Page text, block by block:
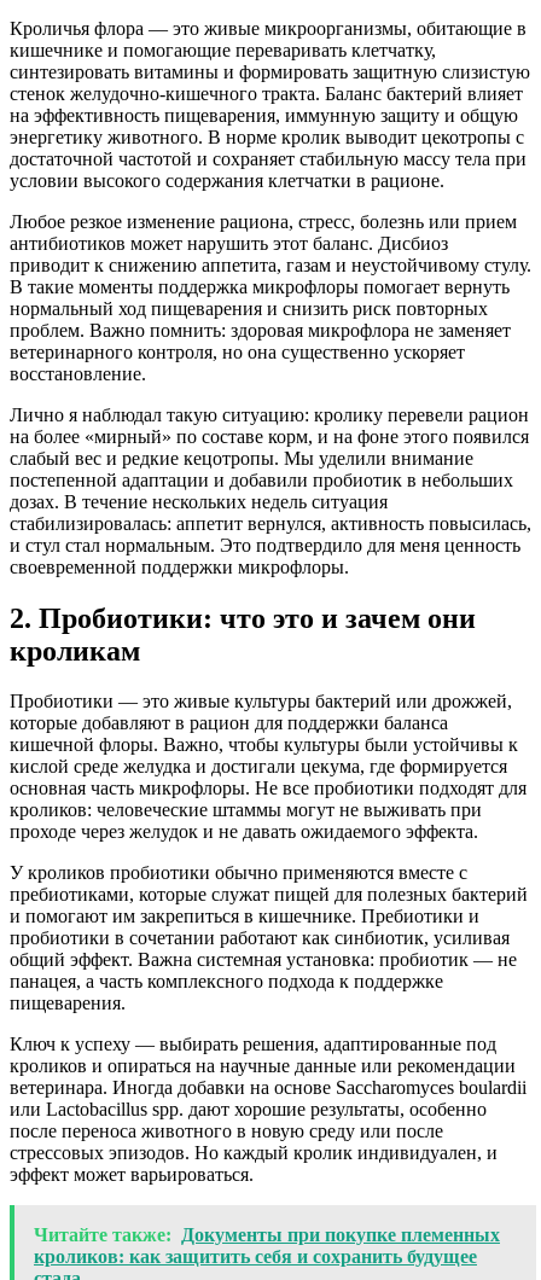
Кроличья флора — это живые микроорганизмы, обитающие в
кишечнике и помогающие переваривать клетчатку,
синтезировать витамины и формировать защитную слизистую
стенок желудочно‑кишечного тракта. Баланс бактерий влияет
на эффективность пищеварения, иммунную защиту и общую
энергетику животного. В норме кролик выводит цекотропы с
достаточной частотой и сохраняет стабильную массу тела при
условии высокого содержания клетчатки в рационе.
Любое резкое изменение рациона, стресс, болезнь или прием
антибиотиков может нарушить этот баланс. Дисбиоз
приводит к снижению аппетита, газам и неустойчивому стулу.
В такие моменты поддержка микрофлоры помогает вернуть
нормальный ход пищеварения и снизить риск повторных
проблем. Важно помнить: здоровая микрофлора не заменяет
ветеринарного контроля, но она существенно ускоряет
восстановление.
Лично я наблюдал такую ситуацию: кролику перевели рацион
на более «мирный» по составе корм, и на фоне этого появился
слабый вес и редкие кецотропы. Мы уделили внимание
постепенной адаптации и добавили пробиотик в небольших
дозах. В течение нескольких недель ситуация
стабилизировалась: аппетит вернулся, активность повысилась,
и стул стал нормальным. Это подтвердило для меня ценность
своевременной поддержки микрофлоры.
2. Пробиотики: что это и зачем они
кроликам
Пробиотики — это живые культуры бактерий или дрожжей,
которые добавляют в рацион для поддержки баланса
кишечной флоры. Важно, чтобы культуры были устойчивы к
кислой среде желудка и достигали цекума, где формируется
основная часть микрофлоры. Не все пробиотики подходят для
кроликов: человеческие штаммы могут не выживать при
проходе через желудок и не давать ожидаемого эффекта.
У кроликов пробиотики обычно применяются вместе с
пребиотиками, которые служат пищей для полезных бактерий
и помогают им закрепиться в кишечнике. Пребиотики и
пробиотики в сочетании работают как синбиотик, усиливая
общий эффект. Важна системная установка: пробиотик — не
панацея, а часть комплексного подхода к поддержке
пищеварения.
Ключ к успеху — выбирать решения, адаптированные под
кроликов и опираться на научные данные или рекомендации
ветеринара. Иногда добавки на основе Saccharomyces boulardii
или Lactobacillus spp. дают хорошие результаты, особенно
после переноса животного в новую среду или после
стрессовых эпизодов. Но каждый кролик индивидуален, и
эффект может варьироваться.
Читайте также: Документы при покупке племенных
кроликов: как защитить себя и сохранить будущее